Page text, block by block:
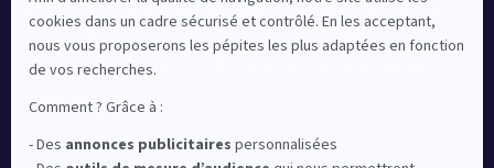
10 ans, Ekinsport a été distingué par la rédaction de
Capital dans son classement des « Meilleurs sites de
commerce en ligne 2024 », catégorie Sportswear.
En savoir plus